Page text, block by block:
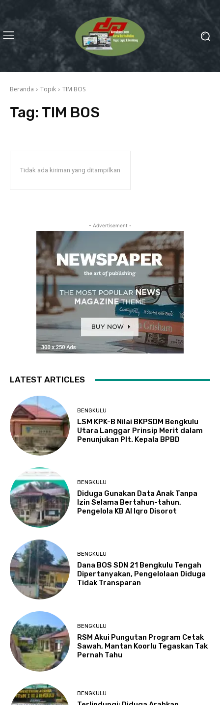
Beranda Topik TIM BOS
Tag: TIM BOS
Tidak ada kiriman yang ditampilkan
- Advertisement -
LATEST ARTICLES
BENGKULU
LSM KPK-B Nilai BKPSDM Bengkulu
Utara Langgar Prinsip Merit dalam
Penunjukan Plt. Kepala BPBD
BENGKULU
Diduga Gunakan Data Anak Tanpa
Izin Selama Bertahun-tahun,
Pengelola KB Al Iqro Disorot
BENGKULU
Dana BOS SDN 21 Bengkulu Tengah
Dipertanyakan, Pengelolaan Diduga
Tidak Transparan
BENGKULU
RSM Akui Pungutan Program Cetak
Sawah, Mantan Koorlu Tegaskan Tak
Pernah Tahu
BENGKULU